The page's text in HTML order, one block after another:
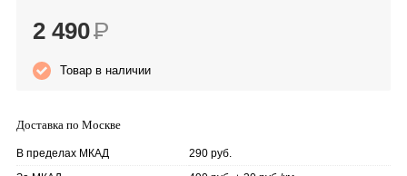
2 490Р
Товар в наличии
Доставка по Москве
В пределах МКАД
290 руб.